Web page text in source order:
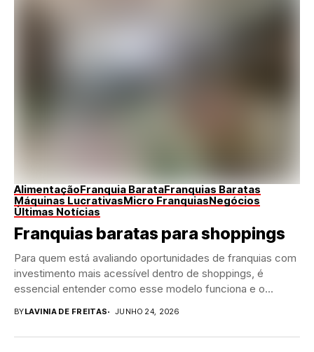
AlimentaçãoFranquia BarataFranquias Baratas
Máquinas LucrativasMicro FranquiasNegócios
Últimas Notícias
Franquias baratas para shoppings
Para quem está avaliando oportunidades de franquias com
investimento mais acessível dentro de shoppings, é
essencial entender como esse modelo funciona e o...
BYLAVINIA DE FREITAS JUNHO 24, 2026